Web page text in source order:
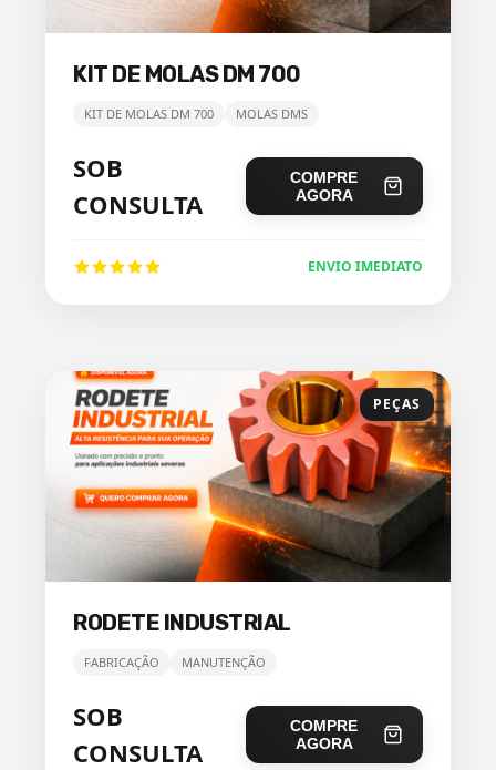
KIT DE MOLAS DM 700
KIT DE MOLAS DM 700 MOLAS DMS
SOB
CONSULTA
COMPRE
AGORA
ENVIO IMEDIATO
PEÇAS
RODETE INDUSTRIAL
FABRICAÇÃO MANUTENÇÃO
SOB
CONSULTA
COMPRE
AGORA